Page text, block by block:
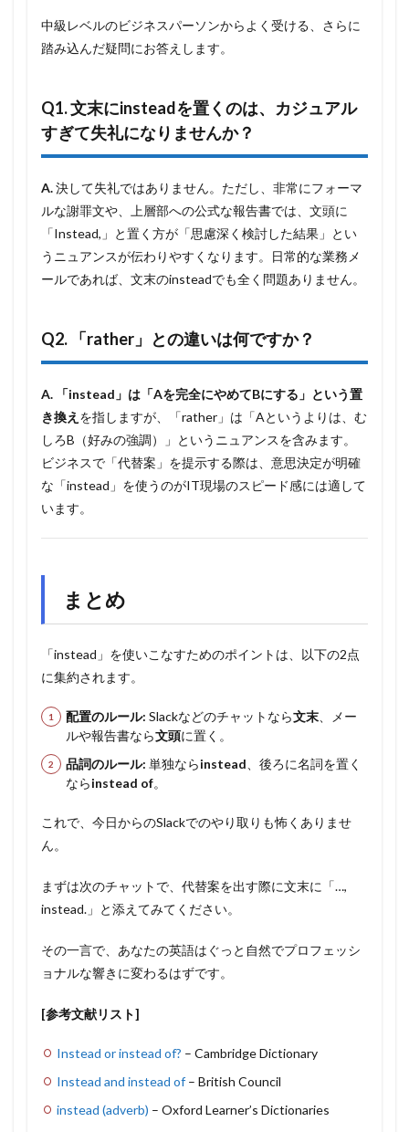
中級レベルのビジネスパーソンからよく受ける、さらに
踏み込んだ疑問にお答えします。
Q1. 文末にinsteadを置くのは、カジュアル
すぎて失礼になりませんか？
A.決して失礼ではありません。ただし、非常にフォーマ
ルな謝罪文や、上層部への公式な報告書では、文頭に
「Instead,」と置く方が「思慮深く検討した結果」とい
うニュアンスが伝わりやすくなります。日常的な業務メ
ールであれば、文末のinsteadでも全く問題ありません。
Q2. 「rather」との違いは何ですか？
A.
「instead」は「Aを完全にやめてBにする」という置
き換え を指しますが、「rather」は「Aというよりは、む
しろB（好みの強調）」というニュアンスを含みます。
ビジネスで「代替案」を提示する際は、意思決定が明確
な「instead」を使うのがIT現場のスピード感には適して
います。
まとめ
「instead」を使いこなすためのポイントは、以下の2点
に集約されます。
配置のルール: Slackなどのチャットなら文末、メー
ルや報告書なら文頭に置く。
品詞のルール: 単独ならinstead、後ろに名詞を置く
ならinstead of。
これで、今日からのSlackでのやり取りも怖くありませ
ん。
まずは次のチャットで、代替案を出す際に文末に「…,
instead.」と添えてみてください。
その一言で、あなたの英語はぐっと自然でプロフェッシ
ョナルな響きに変わるはずです。
[参考文献リスト]
Instead or instead of? – Cambridge Dictionary
Instead and instead of – British Council
instead (adverb) – Oxford Learner’s Dictionaries